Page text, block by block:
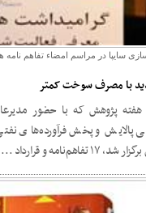
سایپا در مراسم امضاء تفاهم
با مصرف سوخت کمتر
پژوهش که با حضور
و پخش فرآورده‌های نفتی
و قرارداد ...